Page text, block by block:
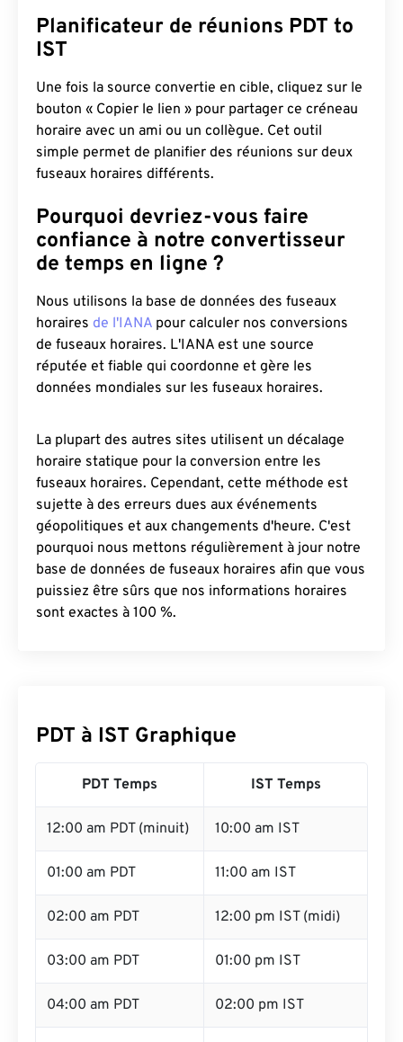
Planificateur de réunions PDT to
IST
Une fois la source convertie en cible, cliquez sur le
bouton « Copier le lien » pour partager ce créneau
horaire avec un ami ou un collègue. Cet outil
simple permet de planifier des réunions sur deux
fuseaux horaires différents.
Pourquoi devriez-vous faire
confiance à notre convertisseur
de temps en ligne ?
Nous utilisons la base de données des fuseaux
horaires de l'IANA pour calculer nos conversions
de fuseaux horaires. L'IANA est une source
réputée et fiable qui coordonne et gère les
données mondiales sur les fuseaux horaires.
La plupart des autres sites utilisent un décalage
horaire statique pour la conversion entre les
fuseaux horaires. Cependant, cette méthode est
sujette à des erreurs dues aux événements
géopolitiques et aux changements d'heure. C'est
pourquoi nous mettons régulièrement à jour notre
base de données de fuseaux horaires afin que vous
puissiez être sûrs que nos informations horaires
sont exactes à 100 %.
PDT à IST Graphique
PDT Temps IST Temps
12:00 am PDT (minuit) 10:00 am IST
01:00 am PDT 11:00 am IST
02:00 am PDT 12:00 pm IST (midi)
03:00 am PDT 01:00 pm IST
04:00 am PDT 02:00 pm IST